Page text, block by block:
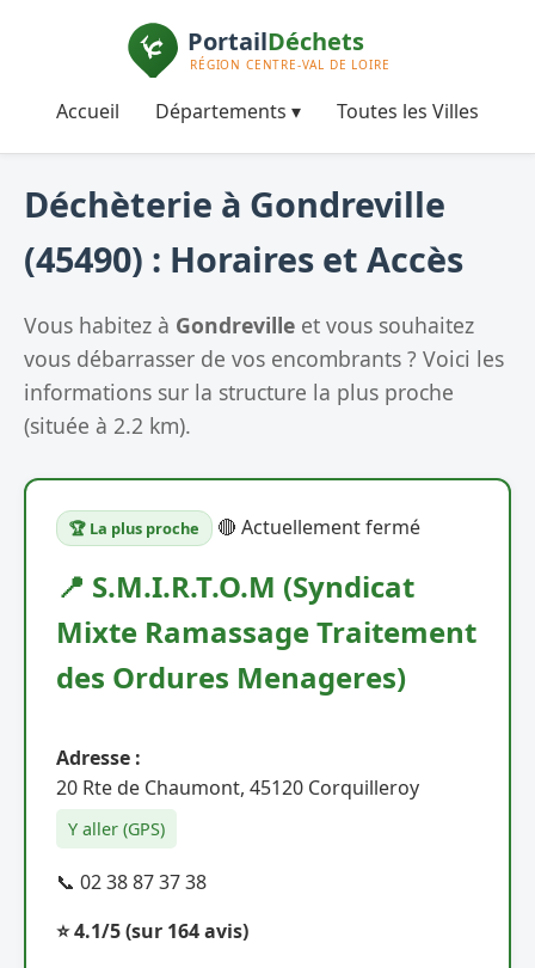
Accueil Départements ▾ Toutes les Villes
Déchèterie à Gondreville
(45490) : Horaires et Accès
Vous habitez à Gondreville et vous souhaitez
vous débarrasser de vos encombrants ? Voici les
informations sur la structure la plus proche
(située à 2.2 km).
🏆 La plus proche 🔴 Actuellement fermé
📍 S.M.I.R.T.O.M (Syndicat
Mixte Ramassage Traitement
des Ordures Menageres)
Adresse :
20 Rte de Chaumont, 45120 Corquilleroy
Y aller (GPS)
📞 02 38 87 37 38
⭐ 4.1/5(sur 164 avis)